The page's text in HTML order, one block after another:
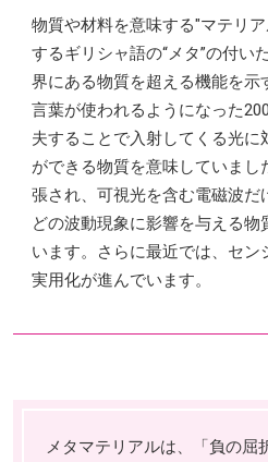
物質や材料を意味する"マテリ
するギリシャ語の“メタ”の付い
界にある物質を超える機能を
言葉が使われるようになった
夫することで入射してくる光
ができる物質を意味していま
張され、可視光を含む電磁波だ
どの波動現象に影響を与える物
います。さらに最近では、セ
実用化が進んでいます。
メタマテリアルは、「負の屈